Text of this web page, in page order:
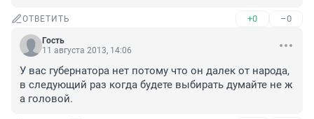
ОТВЕТИТЬ +0 –0
Гость
11 августа 2013, 14:06
У вас губернатора нет потому что он далек от народа,
в следующий раз когда будете выбирать думайте не ж
а головой.